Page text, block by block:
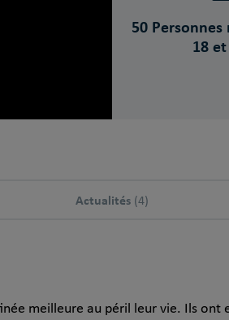
50
18
Actualités (4)
meilleure au péril leur vie. Ils